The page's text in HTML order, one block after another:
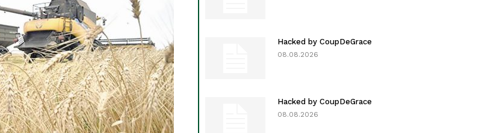
Hacked by CoupDeGrace
08.08.2026
Hacked by CoupDeGrace
08.08.2026